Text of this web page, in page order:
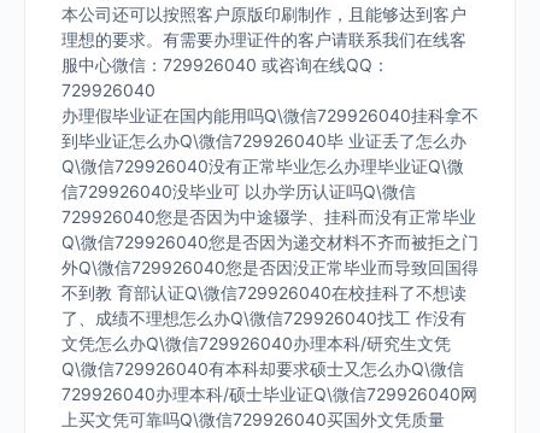
本公司还可以按照客户原版印刷制作，且能够达到客户
理想的要求。有需要办理证件的客户请联系我们在线客
服中心微信：729926040 或咨询在线QQ：
729926040
办理假毕业证在国内能用吗Q\微信729926040挂科拿不
到毕业证怎么办Q\微信729926040毕 业证丢了怎么办
Q\微信729926040没有正常毕业怎么办理毕业证Q\微
信729926040没毕业可 以办学历认证吗Q\微信
729926040您是否因为中途辍学、挂科而没有正常毕业
Q\微信729926040您是否因为递交材料不齐而被拒之门
外Q\微信729926040您是否因没正常毕业而导致回国得
不到教 育部认证Q\微信729926040在校挂科了不想读
了、成绩不理想怎么办Q\微信729926040找工 作没有
文凭怎么办Q\微信729926040办理本科/研究生文凭
Q\微信729926040有本科却要求硕士又怎么办Q\微信
729926040办理本科/硕士毕业证Q\微信729926040网
上买文凭可靠吗Q\微信729926040买国外文凭质量